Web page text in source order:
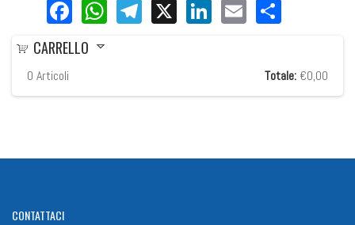
Facebook
WhatsApp
Telegram
X LinkedIn
Email
CARRELLO
0 Articoli Totale: €0,00
CONTATTACI